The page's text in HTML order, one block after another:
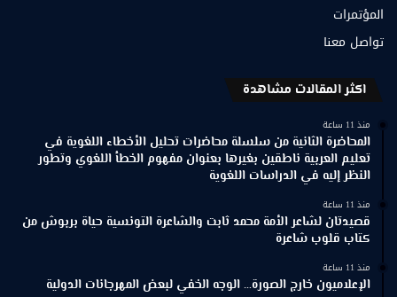
المؤتمرات
تواصل معنا
اكثر المقالات مشاهدة
منذ 11 ساعة
المحاضرة الثانية من سلسلة محاضرات تحليل الأخطاء اللغوية في
تعليم العربية ناطقين بغيرها بعنوان مفهوم الخطأ اللغوي وتطور
النظر إليه في الدراسات اللغوية
منذ 11 ساعة
قصيدتان لشاعر الأمة محمد ثابت والشاعرة التونسية حياة بربوش من
كتاب قلوب شاعرة
منذ 11 ساعة
الإعلاميون خارج الصورة… الوجه الخفي لبعض المهرجانات الدولية